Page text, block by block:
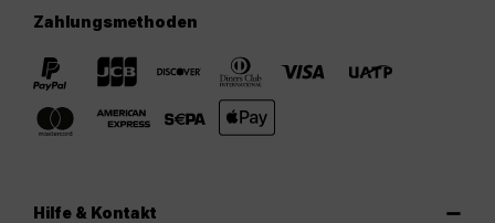
Zahlungsmethoden
Hilfe & Kontakt